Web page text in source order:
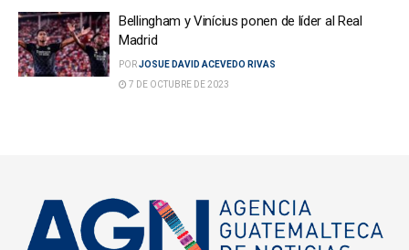
Bellingham y Vinícius ponen de líder al Real
Madrid
PORJOSUE DAVID ACEVEDO RIVAS
7 DE OCTUBRE DE 2023